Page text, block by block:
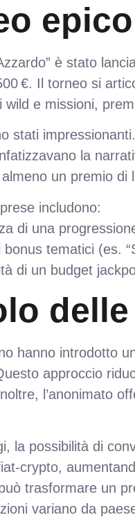
è stato
€. Il torneo si
wild e missioni,
stati
la
un premio di
includono:
di una
bonus tematici (es.
di un budget
hanno introdotto
approccio
l’anonimato
la possibilità di
trasformare un
variano da